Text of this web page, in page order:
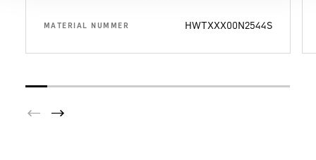
MATERIAL NUMMER HWTXXX00N2544S